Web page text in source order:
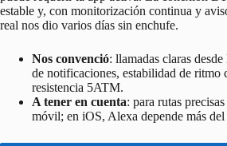
estable y, con monitorización continua y
real nos dio varios días sin enchufe.
Nos convenció: llamadas claras
de notificaciones, estabilidad de ritmo
resistencia 5ATM.
A tener en cuenta: para rutas
móvil; en iOS, Alexa depende más del